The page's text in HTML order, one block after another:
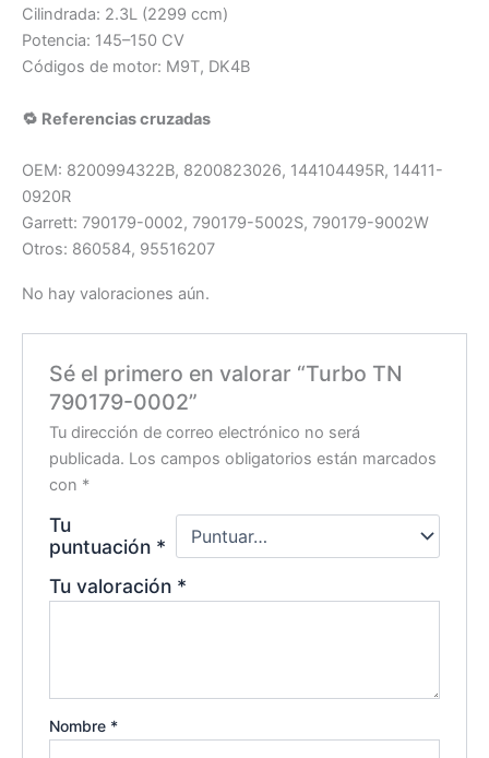
Cilindrada: 2.3L (2299 ccm)
Potencia: 145–150 CV
Códigos de motor: M9T, DK4B
🔁 Referencias cruzadas
OEM: 8200994322B, 8200823026, 144104495R, 14411-
0920R
Garrett: 790179-0002, 790179-5002S, 790179-9002W
Otros: 860584, 95516207
No hay valoraciones aún.
Sé el primero en valorar “Turbo TN
790179-0002”
Tu dirección de correo electrónico no será
publicada. Los campos obligatorios están marcados
con *
Tu
puntuación *
Tu valoración *
Nombre *